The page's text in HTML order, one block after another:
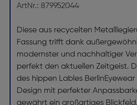
ArtNr.: 879952044
Diese aus recycelten
Fassung trifft dank
modernster und nachhaltiger
perfekt den aktuellen Zeitgeist.
des hippen Lables
Design mit perfekter
gewährt ein großartiges